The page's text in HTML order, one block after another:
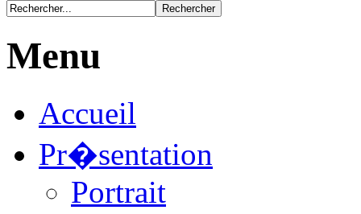
Menu
Accueil
Pr�sentation
Portrait